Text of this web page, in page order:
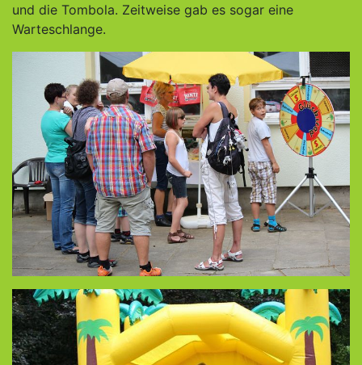
und die Tombola. Zeitweise gab es sogar eine
Warteschlange.